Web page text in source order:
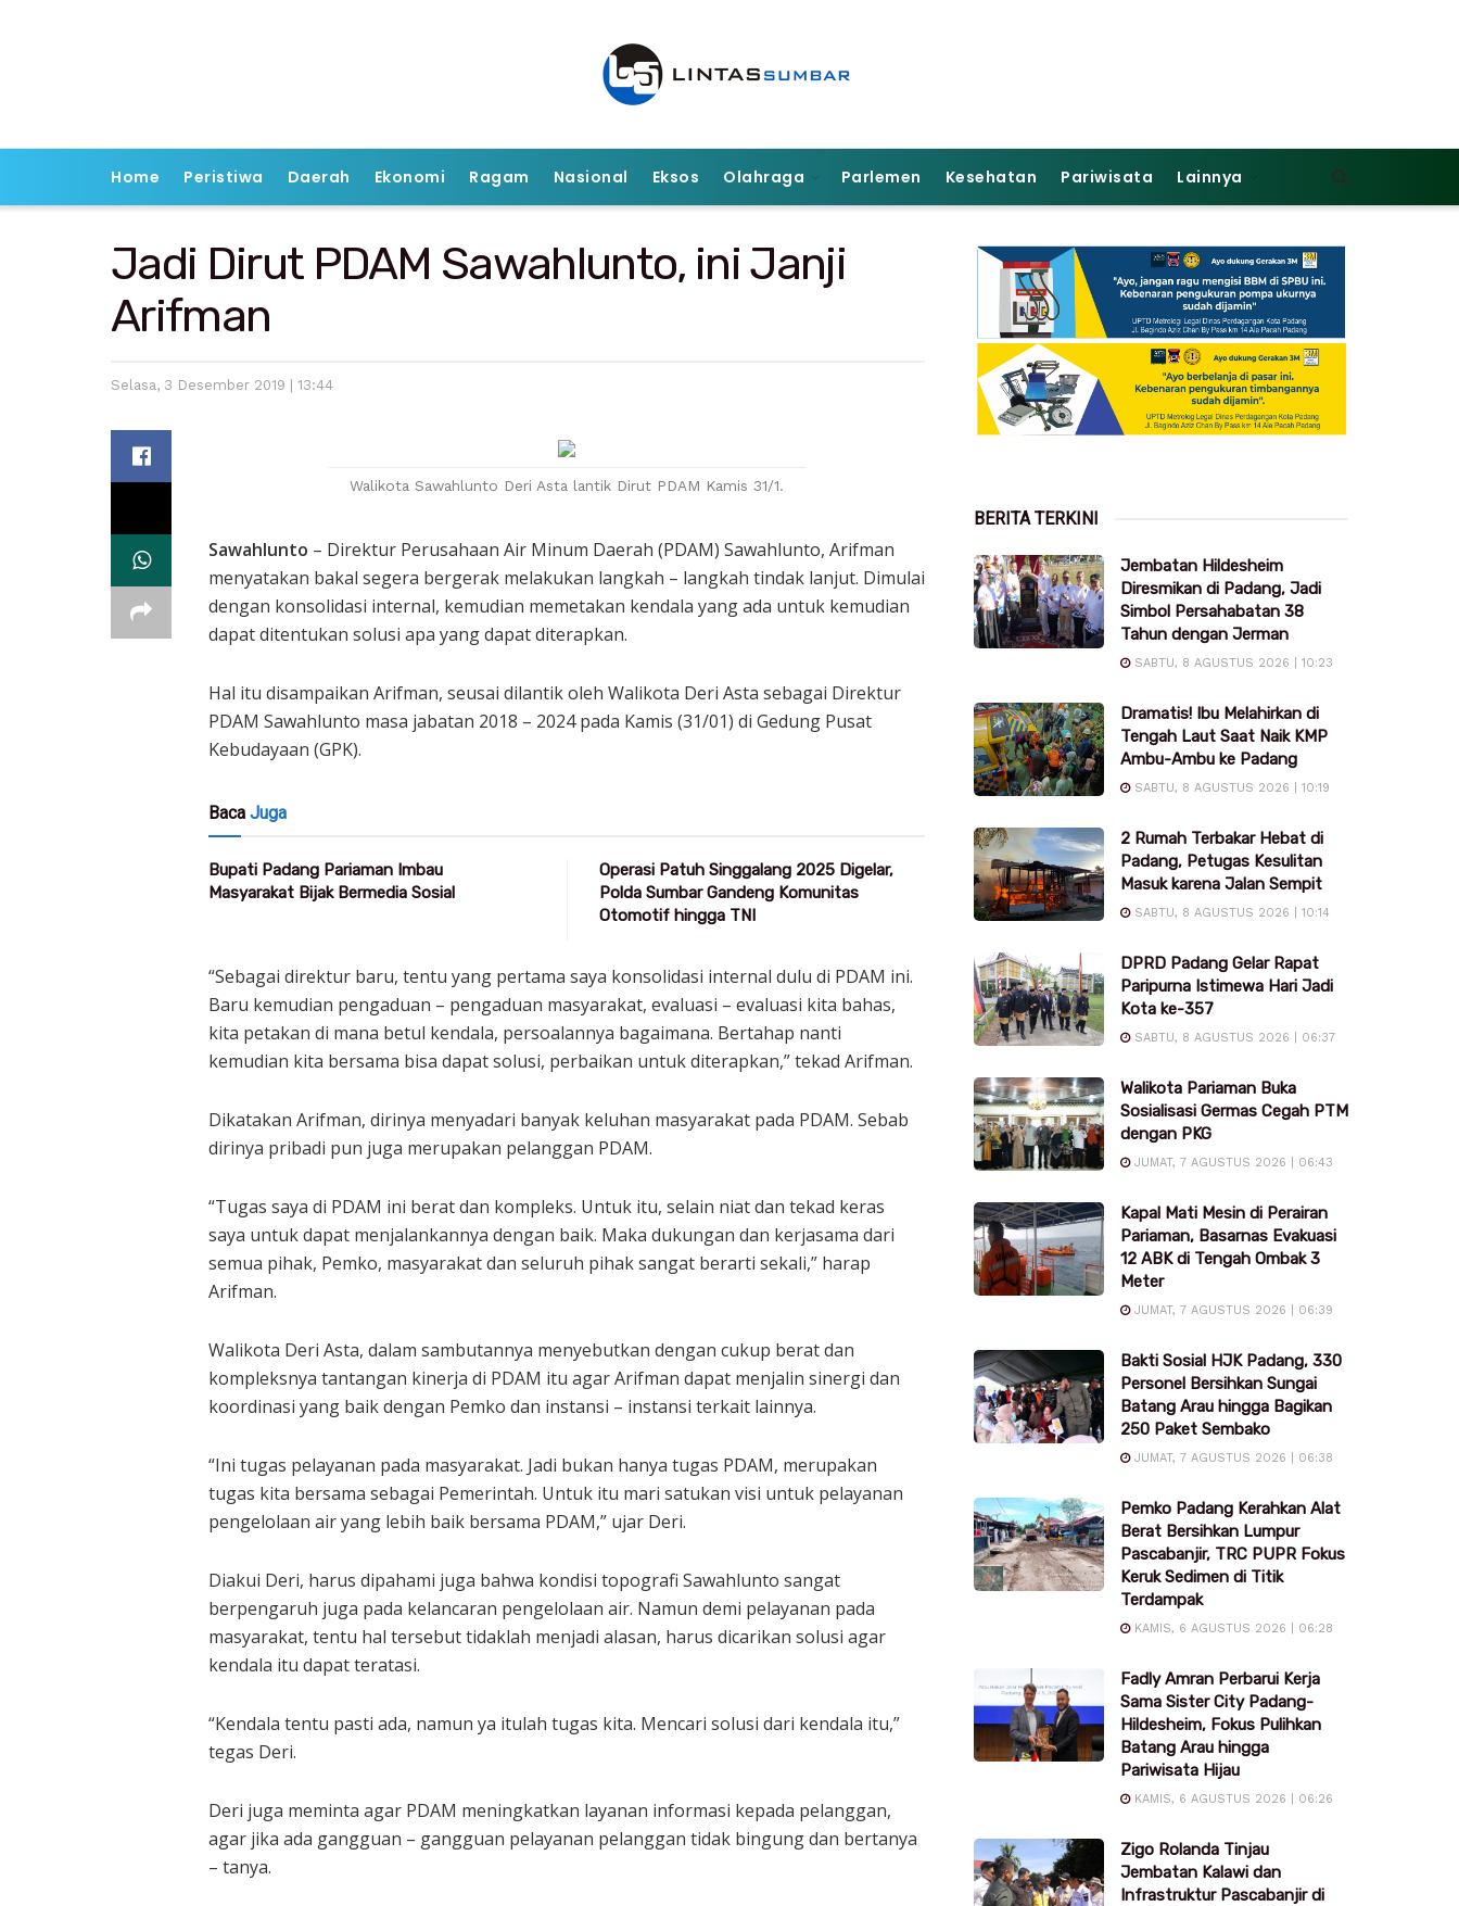
Home Peristiwa Daerah Ekonomi Ragam Nasional Eksos Olahraga Parlemen Kesehatan Pariwisata Lainnya
Jadi Dirut PDAM Sawahlunto, ini Janji
Arifman
Selasa, 3 Desember 2019 | 13:44
Walikota Sawahlunto Deri Asta lantik Dirut PDAM Kamis 31/1.
Sawahlunto – Direktur Perusahaan Air Minum Daerah (PDAM) Sawahlunto, Arifman
menyatakan bakal segera bergerak melakukan langkah – langkah tindak lanjut. Dimulai
dengan konsolidasi internal, kemudian memetakan kendala yang ada untuk kemudian
dapat ditentukan solusi apa yang dapat diterapkan.
Hal itu disampaikan Arifman, seusai dilantik oleh Walikota Deri Asta sebagai Direktur
PDAM Sawahlunto masa jabatan 2018 – 2024 pada Kamis (31/01) di Gedung Pusat
Kebudayaan (GPK).
Baca Juga
Bupati Padang Pariaman Imbau
Masyarakat Bijak Bermedia Sosial
Operasi Patuh Singgalang 2025 Digelar,
Polda Sumbar Gandeng Komunitas
Otomotif hingga TNI
“Sebagai direktur baru, tentu yang pertama saya konsolidasi internal dulu di PDAM ini.
Baru kemudian pengaduan – pengaduan masyarakat, evaluasi – evaluasi kita bahas,
kita petakan di mana betul kendala, persoalannya bagaimana. Bertahap nanti
kemudian kita bersama bisa dapat solusi, perbaikan untuk diterapkan,” tekad Arifman.
Dikatakan Arifman, dirinya menyadari banyak keluhan masyarakat pada PDAM. Sebab
dirinya pribadi pun juga merupakan pelanggan PDAM.
“Tugas saya di PDAM ini berat dan kompleks. Untuk itu, selain niat dan tekad keras
saya untuk dapat menjalankannya dengan baik. Maka dukungan dan kerjasama dari
semua pihak, Pemko, masyarakat dan seluruh pihak sangat berarti sekali,” harap
Arifman.
Walikota Deri Asta, dalam sambutannya menyebutkan dengan cukup berat dan
kompleksnya tantangan kinerja di PDAM itu agar Arifman dapat menjalin sinergi dan
koordinasi yang baik dengan Pemko dan instansi – instansi terkait lainnya.
“Ini tugas pelayanan pada masyarakat. Jadi bukan hanya tugas PDAM, merupakan
tugas kita bersama sebagai Pemerintah. Untuk itu mari satukan visi untuk pelayanan
pengelolaan air yang lebih baik bersama PDAM,” ujar Deri.
Diakui Deri, harus dipahami juga bahwa kondisi topografi Sawahlunto sangat
berpengaruh juga pada kelancaran pengelolaan air. Namun demi pelayanan pada
masyarakat, tentu hal tersebut tidaklah menjadi alasan, harus dicarikan solusi agar
kendala itu dapat teratasi.
“Kendala tentu pasti ada, namun ya itulah tugas kita. Mencari solusi dari kendala itu,”
tegas Deri.
Deri juga meminta agar PDAM meningkatkan layanan informasi kepada pelanggan,
agar jika ada gangguan – gangguan pelayanan pelanggan tidak bingung dan bertanya
– tanya.
BERITA TERKINI
Jembatan Hildesheim
Diresmikan di Padang, Jadi
Simbol Persahabatan 38
Tahun dengan Jerman
SABTU, 8 AGUSTUS 2026 | 10:23
Dramatis! Ibu Melahirkan di
Tengah Laut Saat Naik KMP
Ambu-Ambu ke Padang
SABTU, 8 AGUSTUS 2026 | 10:19
2 Rumah Terbakar Hebat di
Padang, Petugas Kesulitan
Masuk karena Jalan Sempit
SABTU, 8 AGUSTUS 2026 | 10:14
DPRD Padang Gelar Rapat
Paripurna Istimewa Hari Jadi
Kota ke-357
SABTU, 8 AGUSTUS 2026 | 06:37
Walikota Pariaman Buka
Sosialisasi Germas Cegah PTM
dengan PKG
JUMAT, 7 AGUSTUS 2026 | 06:43
Kapal Mati Mesin di Perairan
Pariaman, Basarnas Evakuasi
12 ABK di Tengah Ombak 3
Meter
JUMAT, 7 AGUSTUS 2026 | 06:39
Bakti Sosial HJK Padang, 330
Personel Bersihkan Sungai
Batang Arau hingga Bagikan
250 Paket Sembako
JUMAT, 7 AGUSTUS 2026 | 06:38
Pemko Padang Kerahkan Alat
Berat Bersihkan Lumpur
Pascabanjir, TRC PUPR Fokus
Keruk Sedimen di Titik
Terdampak
KAMIS, 6 AGUSTUS 2026 | 06:28
Fadly Amran Perbarui Kerja
Sama Sister City Padang-
Hildesheim, Fokus Pulihkan
Batang Arau hingga
Pariwisata Hijau
KAMIS, 6 AGUSTUS 2026 | 06:26
Zigo Rolanda Tinjau
Jembatan Kalawi dan
Infrastruktur Pascabanjir di